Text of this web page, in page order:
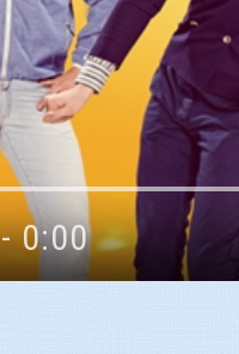
- 0:00